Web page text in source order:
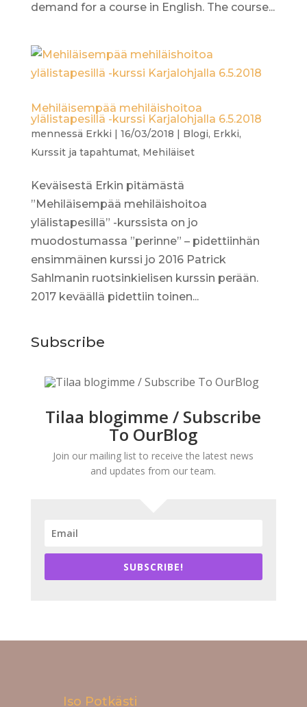
demand for a course in English. The course...
Mehiläisempää mehiläishoitoa
ylälistapesillä -kurssi Karjalohjalla 6.5.2018
mennessä Erkki | 16/03/2018 | Blogi, Erkki,
Kurssit ja tapahtumat, Mehiläiset
Keväisestä Erkin pitämästä
”Mehiläisempää mehiläishoitoa
ylälistapesillä” -kurssista on jo
muodostumassa ”perinne” – pidettiinhän
ensimmäinen kurssi jo 2016 Patrick
Sahlmanin ruotsinkielisen kurssin perään.
2017 keväällä pidettiin toinen...
Subscribe
Tilaa blogimme / Subscribe
To OurBlog
Join our mailing list to receive the latest news
and updates from our team.
SUBSCRIBE!
Iso Potkästi